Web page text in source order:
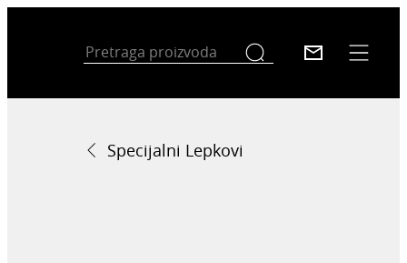
Specijalni Lepkovi